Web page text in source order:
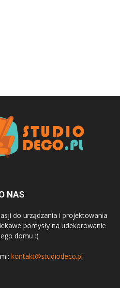
NAS
do urządzania i projektowania
pomysły na udekorowanie
domu :)
kontakt@studiodeco.pl